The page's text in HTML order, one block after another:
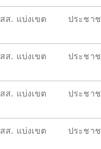
สส. แบ่งเขต ประชา
สส. แบ่งเขต ประชา
สส. แบ่งเขต ประชา
สส. แบ่งเขต ประชา